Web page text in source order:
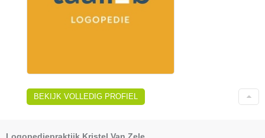
BEKIJK VOLLEDIG PROFIEL
Logopediepraktijk Kristel Van Zele